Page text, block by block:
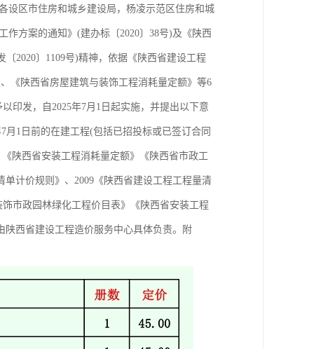
设区市住房和城乡建设局，杨凌示范区住房和城
方案的通知》(建办标〔2020〕38号)及《陕西
2020〕1109号)精神，依据《陕西省建设工程
《陕西省房屋建筑与装饰工程消耗量定额》等6
印发，自2025年7月1日起实施，并提出以下意
月1日前的在建工程(包括已招投标或已签订合同
陕西省安装工程消耗量定额》《陕西省市政工
计价规则》、2009《陕西省建设工程工程量清
市政园林绿化工程价目表》《陕西省安装工程
陕西省建设工程造价服务中心具体负责。附